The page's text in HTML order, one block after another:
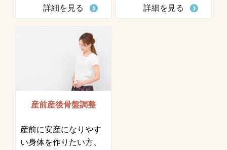
詳細を見る 詳細を見る
産前産後骨盤調整
産前に安産になりやす
い身体を作りたい方、